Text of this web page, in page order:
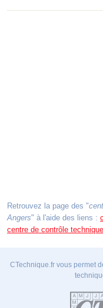
Retrouvez la page des "
Angers" à l'aide des liens :
centre de contrôle
CTechnique.fr vous permet